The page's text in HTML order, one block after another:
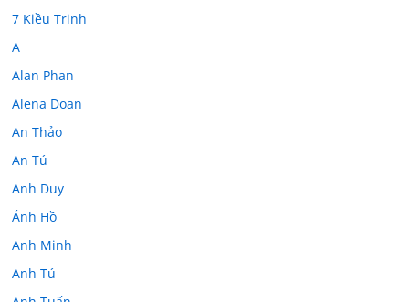
7 Kiều Trinh
A
Alan Phan
Alena Doan
An Thảo
An Tú
Anh Duy
Ánh Hồ
Anh Minh
Anh Tú